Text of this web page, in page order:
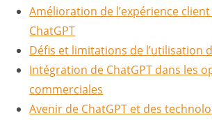
Amélioration de l’expérience client
ChatGPT
Défis et limitations de l’utilisation
Intégration de ChatGPT dans les
commerciales
Avenir de ChatGPT et des